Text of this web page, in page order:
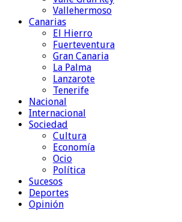
Vallehermoso
Canarias
El Hierro
Fuerteventura
Gran Canaria
La Palma
Lanzarote
Tenerife
Nacional
Internacional
Sociedad
Cultura
Economía
Ocio
Política
Sucesos
Deportes
Opinión